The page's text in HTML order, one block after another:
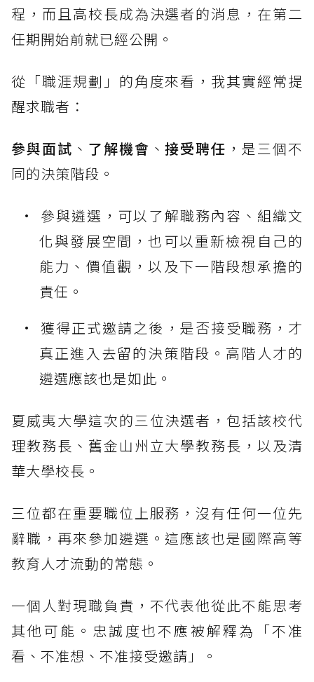
程，而且高校長成為決選者的消息，在第二
任期開始前就已經公開。
從「職涯規劃」的角度來看，我其實經常提
醒求職者：
參與面試 、 了解機會 、接受聘任 ，是三個不
同的決策階段。
參與遴選，可以了解職務內容、組織文
化與發展空間，也可以重新檢視自己的
能力、價值觀，以及下一階段想承擔的
責任。
獲得正式邀請之後，是否接受職務，才
真正進入去留的決策階段。高階人才的
遴選應該也是如此。
夏威夷大學這次的三位決選者，包括該校代
理教務長、舊金山州立大學教務長，以及清
華大學校長。
三位都在重要職位上服務，沒有任何一位先
辭職，再來參加遴選。這應該也是國際高等
教育人才流動的常態。
一個人對現職負責，不代表他從此不能思考
其他可能。忠誠度也不應被解釋為「不准
看、不准想、不准接受邀請」。